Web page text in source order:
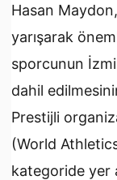
Hasan
yarışarak
sporcunun
dahil
Prestijli
(World
kategoride yer